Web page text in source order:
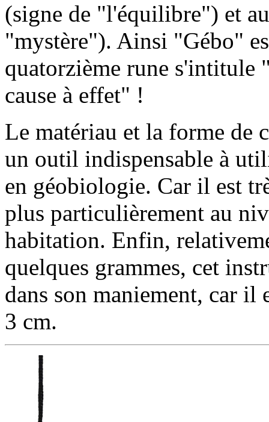
(signe de "l'équilibre") et
"mystère"). Ainsi "Gébo"
quatorzième rune
cause à effet" !
Le matériau et la forme de
un outil indispensable à
en géobiologie. Car il est
plus particulièrement au
habitation. Enfin,
quelques grammes, cet
dans son maniement, car il
3 cm.